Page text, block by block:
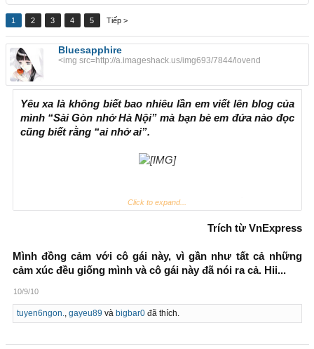
1 2 3 4 5 Tiếp >
Bluesapphire
<img src=http://a.imageshack.us/img693/7844/lovend
Yêu xa là không biết bao nhiêu lần em viết lên blog của
mình “Sài Gòn nhớ Hà Nội” mà bạn bè em đứa nào đọc
cũng biết rằng “ai nhớ ai”.
Yêu xa là ngày nào em cũng mong điện thoại của mình reo
đợi tin nhắn của anh và nhắn tin với nhau cho đến 1, 2h
Yêu xa là có những lúc bất chợt em cười một mình khi nghĩ
về anh.
Yêu xa là mỗi lần đứa bạn cùng phòng em đi chơi với người
Click to expand...
Trích từ VnExpress
Mình đồng cảm với cô gái này, vì gần như tất cả những
cảm xúc đều giống mình và cô gái này đã nói ra cả. Hii...
10/9/10
tuyen6ngon. gayeu89 và bigbar0đã thích.